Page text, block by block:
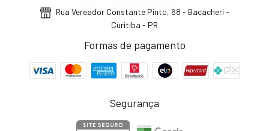
Rua Vereador Constante Pinto, 68 - Bacacheri -
Curitiba - PR
Formas de pagamento
Segurança